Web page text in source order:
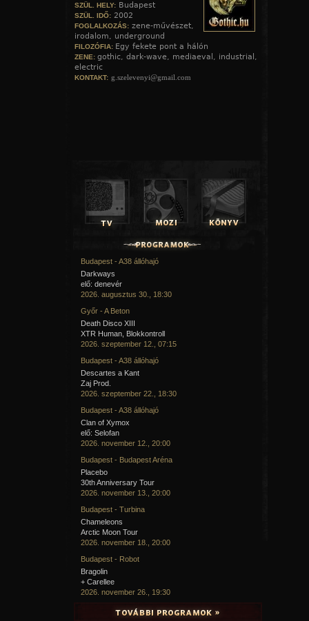
SZÜL. HELY: Budapest
SZÜL. IDŐ: 2002
FOGLALKOZÁS: zene-művészet,
irodalom, underground
FILOZÓFIA: Egy fekete pont a hálón
ZENE: gothic, dark-wave, mediaeval, industrial,
electric
KONTAKT: g.szelevenyi@gmail.com
Budapest - A38 állóhajó
Darkways
elő: denevér
2026. augusztus 30., 18:30
Győr - A Beton
Death Disco XIII
XTR Human, Blokkontroll
2026. szeptember 12., 07:15
Budapest - A38 állóhajó
Descartes a Kant
Zaj Prod.
2026. szeptember 22., 18:30
Budapest - A38 állóhajó
Clan of Xymox
elő: Selofan
2026. november 12., 20:00
Budapest - Budapest Aréna
Placebo
30th Anniversary Tour
2026. november 13., 20:00
Budapest - Turbina
Chameleons
Arctic Moon Tour
2026. november 18., 20:00
Budapest - Robot
Bragolin
+ Carellee
2026. november 26., 19:30